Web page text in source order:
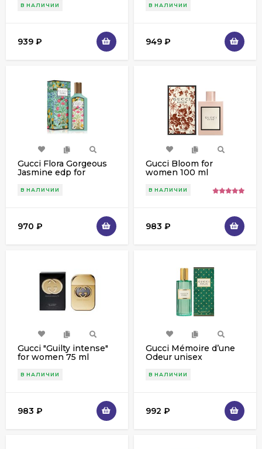
В НАЛИЧИИ
939 ₽
В НАЛИЧИИ
949 ₽
Gucci Flora Gorgeous
Jasmine edp for
В НАЛИЧИИ
970 ₽
Gucci Bloom for
women 100 ml
В НАЛИЧИИ
983 ₽
Gucci "Guilty intense"
for women 75 ml
В НАЛИЧИИ
983 ₽
Gucci Mémoire d’une
Odeur unisex
В НАЛИЧИИ
992 ₽